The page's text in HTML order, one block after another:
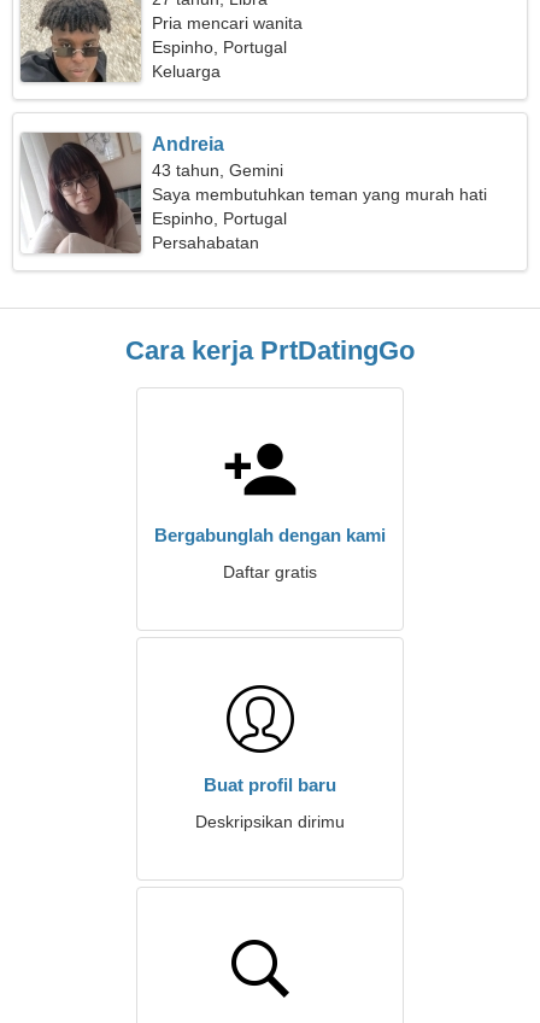
Pria mencari wanita
Espinho, Portugal
Keluarga
Andreia
43 tahun, Gemini
Saya membutuhkan teman yang murah hati
untuk hidup
Espinho, Portugal
Persahabatan
Cara kerja PrtDatingGo
Bergabunglah dengan kami
Daftar gratis
Buat profil baru
Deskripsikan dirimu